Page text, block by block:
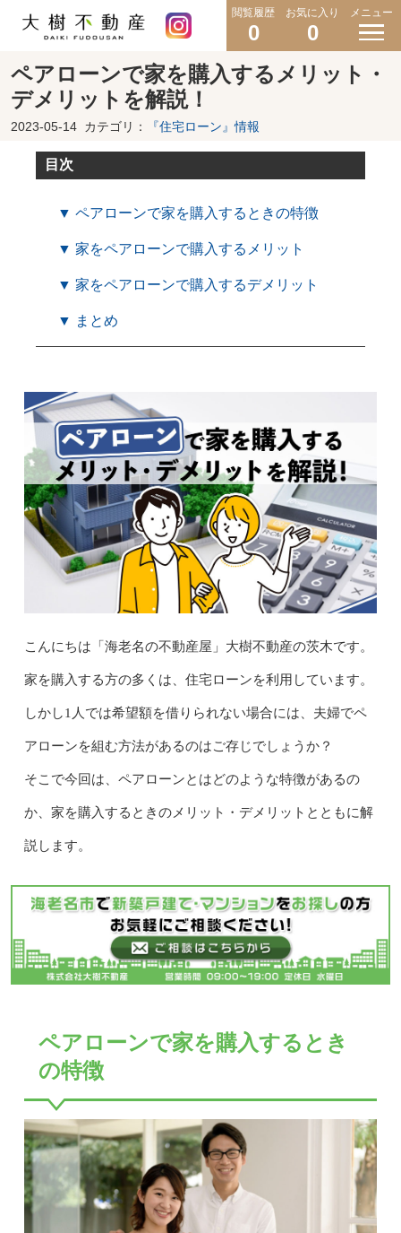
閲覧履歴
0
お気に入り
0
メニュー
ペアローンで家を購入するメリット・
デメリットを解説！
2023-05-14 カテゴリ： 『住宅ローン』情報
目次
▼ ペアローンで家を購入するときの特徴
▼ 家をペアローンで購入するメリット
▼ 家をペアローンで購入するデメリット
▼ まとめ
こんにちは「海老名の不動産屋」大樹不動産の茨木です。
家を購入する方の多くは、住宅ローンを利用しています。
しかし1人では希望額を借りられない場合には、夫婦でペ
アローンを組む方法があるのはご存じでしょうか？
そこで今回は、ペアローンとはどのような特徴があるの
か、家を購入するときのメリット・デメリットとともに解
説します。
ペアローンで家を購入するとき
の特徴